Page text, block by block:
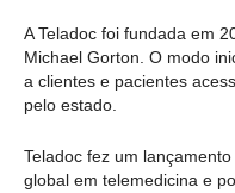
A Teladoc foi fundada em
Michael Gorton. O modo
a clientes e pacientes
pelo estado.
Teladoc fez um
global em telemedicina e